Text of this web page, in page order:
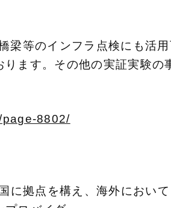
梁等のインフラ点検にも活
ます。 その他の実証実験の
8802/
に拠点を構え、海外におい